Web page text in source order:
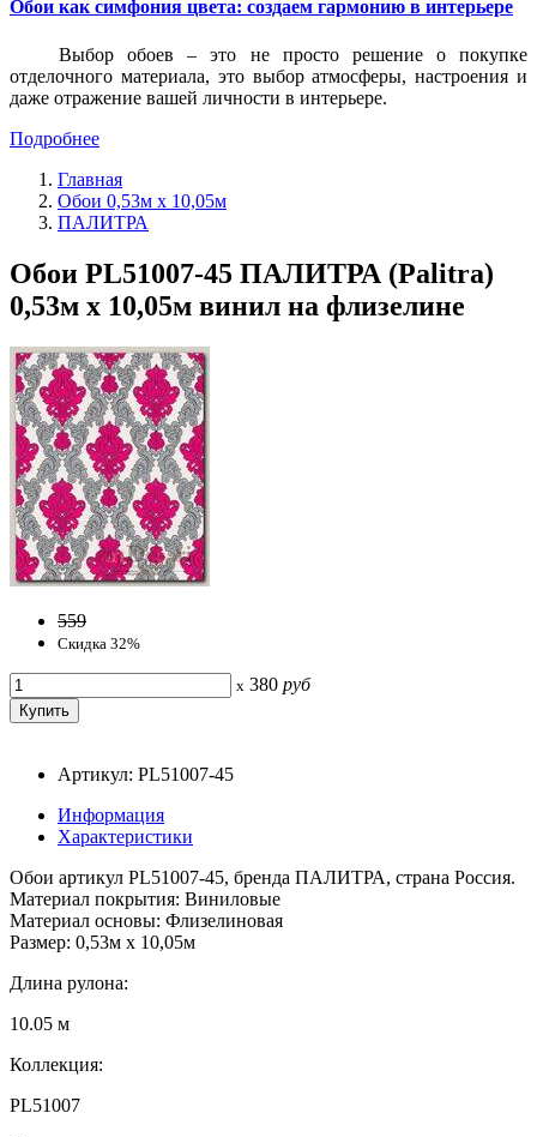
Обои как симфония цвета: создаем гармонию в интерьере
Выбор обоев – это не просто решение о покупке
отделочного материала, это выбор атмосферы, настроения и
даже отражение вашей личности в интерьере.
Подробнее
Главная
Обои 0,53м x 10,05м
ПАЛИТРА
Обои PL51007-45 ПАЛИТРА (Palitra)
0,53м x 10,05м винил на флизелине
559
Скидка 32%
x 380 руб
Артикул: PL51007-45
Информация
Характеристики
Обои артикул PL51007-45, бренда ПАЛИТРА, страна Россия.
Материал покрытия: Виниловые
Материал основы: Флизелиновая
Размер: 0,53м x 10,05м
Длина рулона:
10.05 м
Коллекция:
PL51007